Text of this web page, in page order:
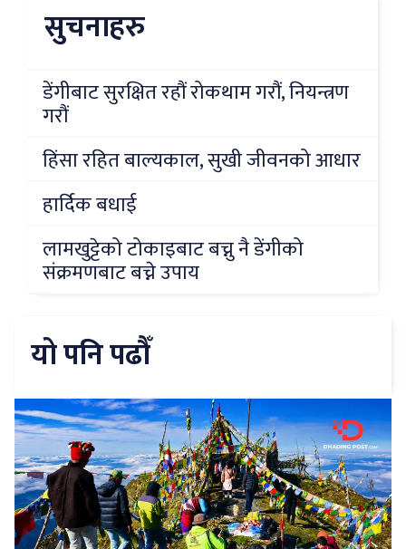
सुचनाहरु
डेंगीबाट सुरक्षित रहौं रोकथाम गरौं, नियन्त्रण
गरौं
हिंसा रहित बाल्यकाल, सुखी जीवनको आधार
हार्दिक बधाई
लामखुट्टेको टोकाइबाट बच्नु नै डेंगीको
संक्रमणबाट बच्ने उपाय
यो पनि पढौँ